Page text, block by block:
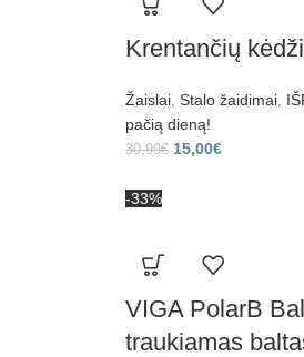
Krentančių
Žaislai Stalo žaidimai
pačią dieną!
30,99€ 15,00€
-33%
VIGA PolarB
traukiamas